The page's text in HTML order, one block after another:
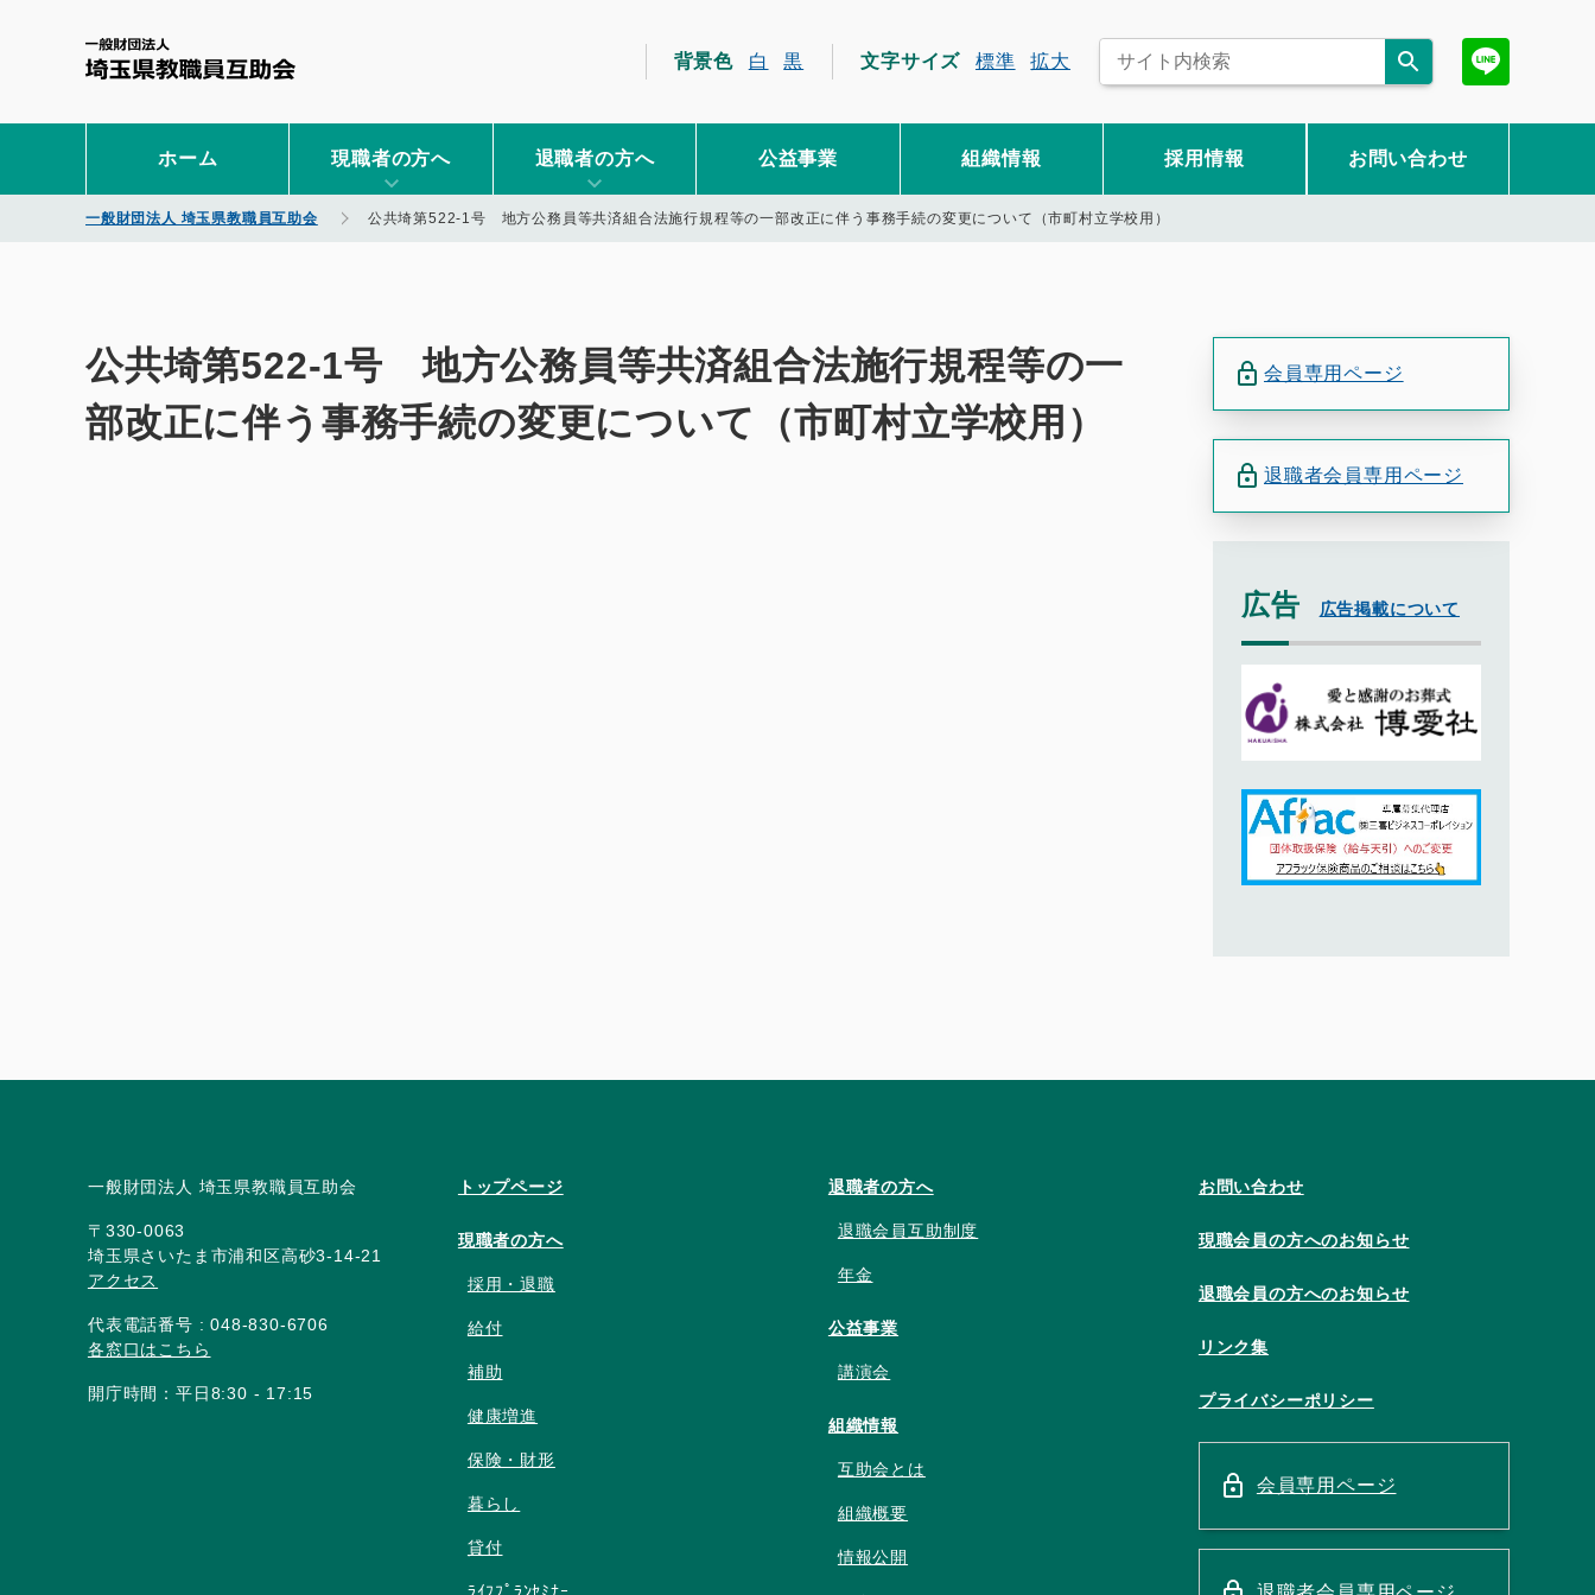
文字サイズ 標準 拡大
背景色 白 黒
ホーム 現職者の方へ 退職者の方へ 公益事業 組織情報 採用情報 お問い合わせ
一般財団法人 埼玉県教職員互助会 公共埼第522-1号 地方公務員等共済組合法施行規程等の一部改正に伴う事務手続の変更について（市町村立学校用）
公共埼第522-1号 地方公務員等共済組合法施行規程等の一
部改正に伴う事務手続の変更について（市町村立学校用）
会員専用ページ
退職者会員専用ページ
広告 広告掲載について
一般財団法人 埼玉県教職員互助会
〒330-0063
埼玉県さいたま市浦和区高砂3-14-21
アクセス
代表電話番号 : 048-830-6706
各窓口はこちら
開庁時間：平日8:30 - 17:15
トップページ
現職者の方へ
採用・退職
給付
補助
健康増進
保険・財形
暮らし
貸付
ﾗｲﾌﾌﾟﾗﾝｾﾐﾅｰ
退職者の方へ
退職会員互助制度
年金
公益事業
講演会
組織情報
互助会とは
組織概要
情報公開
お問い合わせ
現職会員の方へのお知らせ
退職会員の方へのお知らせ
リンク集
プライバシーポリシー
会員専用ページ